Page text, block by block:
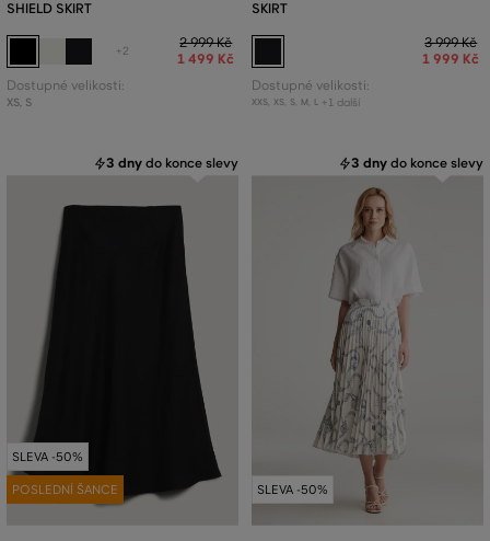
SHIELD SKIRT
+2
2 999 Kč
1 499 Kč
Dostupné velikosti:
XS, S
SKIRT
3 999 Kč
1 999 Kč
Dostupné velikosti:
XXS, XS, S, M L +1 další
3 dny do konce slevy
SLEVA -50%
POSLEDNÍ ŠANCE
3 dny do konce slevy
SLEVA -50%